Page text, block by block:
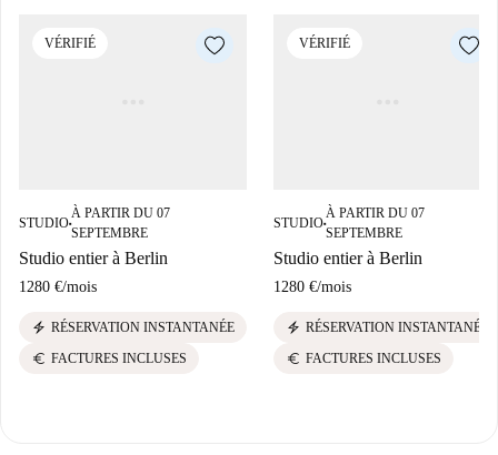
VÉRIFIÉ
STUDIO■
À PARTIR DU 07
SEPTEMBRE
Studio entier à Berlin
1280 €/mois
electric_bolt RÉSERVATION INSTANTANÉE
euro FACTURES INCLUSES
VÉRIFIÉ
STUDIO■
À PARTIR DU 07
SEPTEMBRE
Studio entier à Berlin
1280 €/mois
electric_bolt RÉSERVATION INSTANTANÉE
euro FACTURES INCLUSES